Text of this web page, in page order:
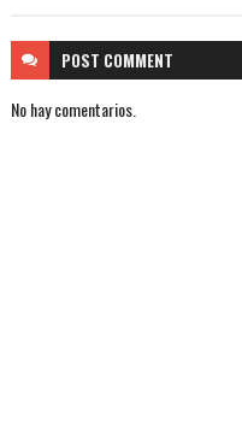
POST COMMENT
No hay comentarios.